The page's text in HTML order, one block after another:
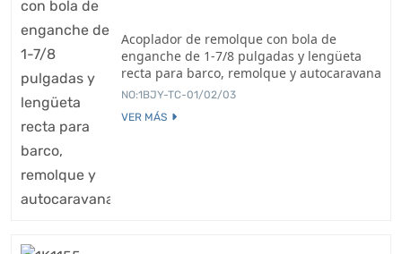
Acoplador de remolque con bola de
enganche de 1-7/8 pulgadas y lengüeta
recta para barco, remolque y autocaravana
NO:1BJY-TC-01/02/03
VER MÁS